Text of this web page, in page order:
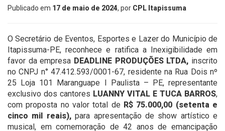
Publicado em 17 de maio de 2024, por CPL Itapissuma
O Secretário de Eventos, Esportes e Lazer do Município de
Itapissuma-PE, reconhece e ratifica a Inexigibilidade em
favor da empresa DEADLINE PRODUÇÕES LTDA, inscrito
no CNPJ n° 47.412.593/0001-67, residente na Rua Dois nº
25 Loja 101 Maranguape I Paulista – PE, representante
exclusivo dos cantores LUANNY VITAL E TUCA BARROS,
com proposta no valor total de R$ 75.000,00 (setenta e
cinco mil reais),para apresentação de show artístico e
musical, em comemoração de 42 anos de emancipação